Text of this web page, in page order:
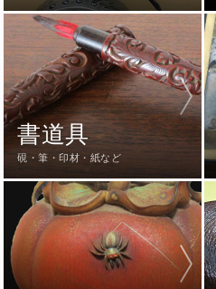
書道具
硯・筆・印材・紙など